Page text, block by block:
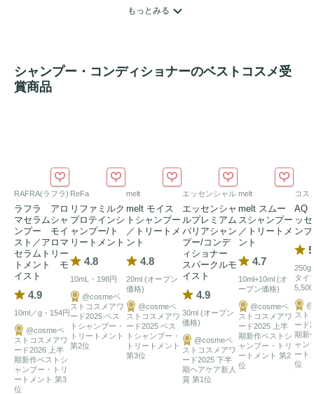
トリートメント
はみずみずしく温かみのあるオレンジとジン
ジャーの香り ​。
もっとみる
シャンプー・コンディショナーのベストコスメ受
賞商品
RAFRA(ラフラ)
ラフラ アロ
マセラムシャ
ンプー モイ
スト／アロマ
セラムトリー
トメント モ
イスト
4.9
10ml／g・154円
@cosmeベ
ストコスメアワ
ード2026 上半
期新作ベストシ
ャンプー・トリ
ートメント 第3
位
ReFa
リファミルク
プロテインシ
ャンプー/ト
リートメント
4.8
10mL・198円
@cosmeベ
ストコスメアワ
ード2025 ベス
トシャンプー・
トリートメント
第2位
melt
melt モイス
トシャンプー
／トリートメ
ント
4.8
20ml (オープン
価格)
@cosmeベ
ストコスメアワ
ード2025 ベス
トシャンプー・
トリートメント
第3位
エッセンシャル
エッセンシャ
ルプレミアム
バリアシャン
プー/コンデ
ィショナー
スパークルモ
イスト
4.9
30ml (オープン
価格)
@cosmeベ
ストコスメアワ
ード2025 下半
期ヘアケア新人
賞 第1位
melt
melt スムー
スシャンプー
／トリートメ
ント
4.7
10ml+10ml (オ
ープン価格)
@cosmeベ
ストコスメアワ
ード2025 上半
期新作ベストシ
ャンプー・トリ
ートメント 第2
位
コス
AQ
ッ
ン
250g
タイ
スト
ード
期新
ャン
ート
位